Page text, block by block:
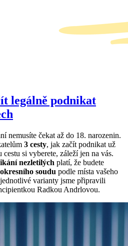
legálně podnikat
nemusíte čekat až do 18. narozenin.
3 cesty, jak začít podnikat už
si vyberete, záleží jen na vás.
nezletilých platí, že budete
okresního soudu podle místa vašeho
varianty jsme připravili
Radkou Andrlovou.